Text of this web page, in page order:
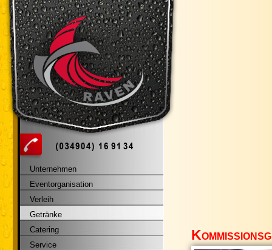
Unternehmen
Eventorganisation
Verleih
Getränke
Catering
Service